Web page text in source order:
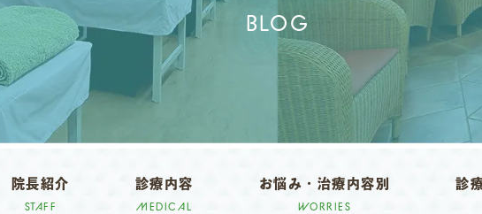
BLOG
院長紹介
STAFF
診療内容
MEDICAL
お悩み・治療内容別
WORRIES
診